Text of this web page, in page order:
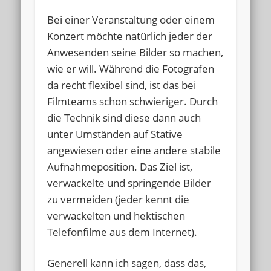
Bei einer Veranstaltung oder einem
Konzert möchte natürlich jeder der
Anwesenden seine Bilder so machen,
wie er will. Während die Fotografen
da recht flexibel sind, ist das bei
Filmteams schon schwieriger. Durch
die Technik sind diese dann auch
unter Umständen auf Stative
angewiesen oder eine andere stabile
Aufnahmeposition. Das Ziel ist,
verwackelte und springende Bilder
zu vermeiden (jeder kennt die
verwackelten und hektischen
Telefonfilme aus dem Internet).
Generell kann ich sagen, dass das,